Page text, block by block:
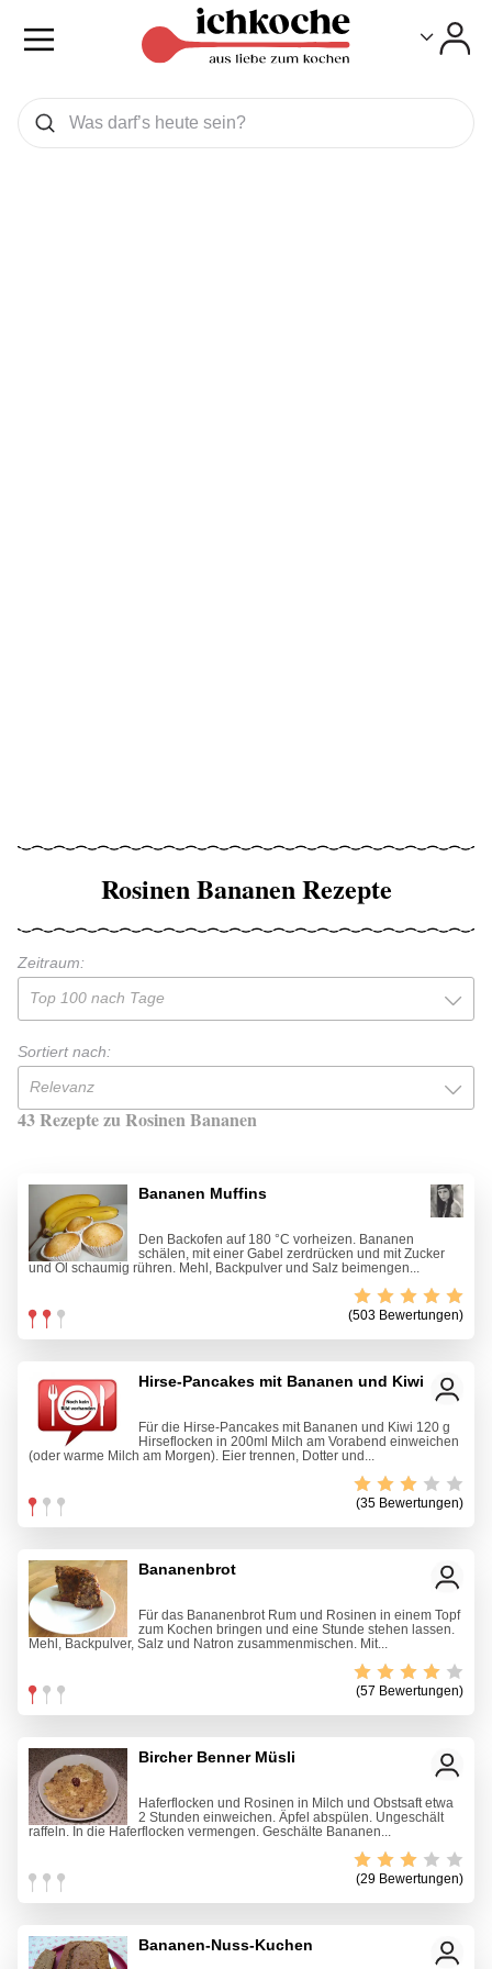
Was wollen Sie suchen
Suchen
Rosinen Bananen Rezepte
Zeitraum:
Top 100 nach Tage
Sortiert nach:
Relevanz
43 Rezepte zu Rosinen Bananen
Bananen Muffins
Den Backofen auf 180 °C vorheizen. Bananen
schälen, mit einer Gabel zerdrücken und mit Zucker
und Öl schaumig rühren. Mehl, Backpulver und Salz beimengen...
(503 Bewertungen)
Hirse-Pancakes mit Bananen und Kiwi
Für die Hirse-Pancakes mit Bananen und Kiwi 120 g
Hirseflocken in 200ml Milch am Vorabend einweichen
(oder warme Milch am Morgen). Eier trennen, Dotter und...
(35 Bewertungen)
Bananenbrot
Für das Bananenbrot Rum und Rosinen in einem Topf
zum Kochen bringen und eine Stunde stehen lassen.
Mehl, Backpulver, Salz und Natron zusammenmischen. Mit...
(57 Bewertungen)
Bircher Benner Müsli
Haferflocken und Rosinen in Milch und Obstsaft etwa
2 Stunden einweichen. Äpfel abspülen. Ungeschält
raffeln. In die Haferflocken vermengen. Geschälte Bananen...
(29 Bewertungen)
Bananen-Nuss-Kuchen